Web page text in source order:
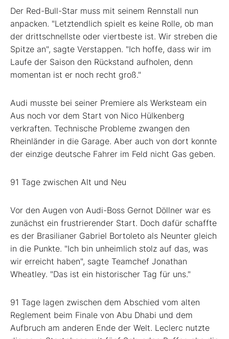
Der Red-Bull-Star muss mit seinem Rennstall nun
anpacken. "Letztendlich spielt es keine Rolle, ob man
der drittschnellste oder viertbeste ist. Wir streben die
Spitze an", sagte Verstappen. "Ich hoffe, dass wir im
Laufe der Saison den Rückstand aufholen, denn
momentan ist er noch recht groß."
Audi musste bei seiner Premiere als Werksteam ein
Aus noch vor dem Start von Nico Hülkenberg
verkraften. Technische Probleme zwangen den
Rheinländer in die Garage. Aber auch von dort konnte
der einzige deutsche Fahrer im Feld nicht Gas geben.
91 Tage zwischen Alt und Neu
Vor den Augen von Audi-Boss Gernot Döllner war es
zunächst ein frustrierender Start. Doch dafür schaffte
es der Brasilianer Gabriel Bortoleto als Neunter gleich
in die Punkte. "Ich bin unheimlich stolz auf das, was
wir erreicht haben", sagte Teamchef Jonathan
Wheatley. "Das ist ein historischer Tag für uns."
91 Tage lagen zwischen dem Abschied vom alten
Reglement beim Finale von Abu Dhabi und dem
Aufbruch am anderen Ende der Welt. Leclerc nutzte